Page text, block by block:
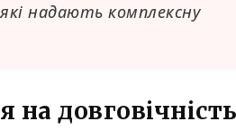
надають комплексну
на довговічність